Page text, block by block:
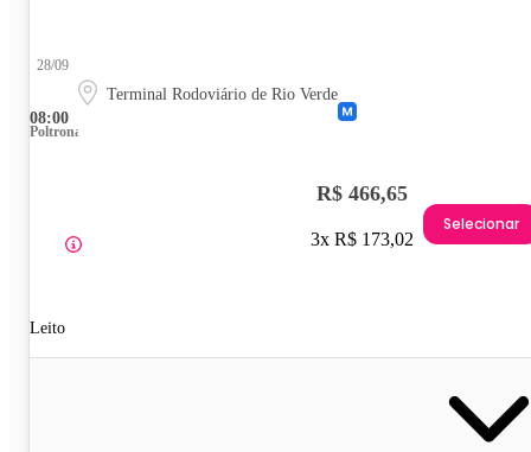
08:00
28/09
Terminal Rodoviário de Rio Verde
Poltrona
Leito
R$ 466,65
3x R$ 173,02
Selecionar